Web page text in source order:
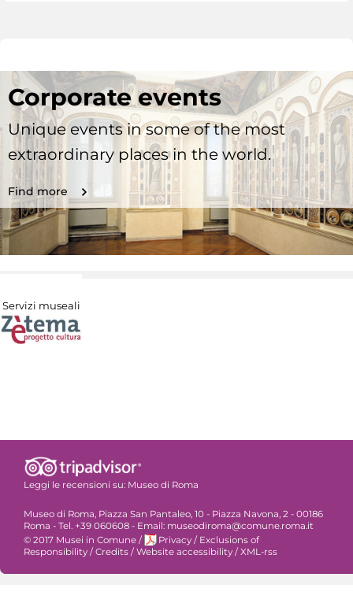
Corporate events
Unique events in some of the most
extraordinary places in the world.
Find more
Servizi museali
Leggi le recensioni su: Museo di Roma
Museo di Roma, Piazza San Pantaleo, 10 - Piazza Navona, 2 - 00186
Roma - Tel. +39 060608 - Email: museodiroma@comune.roma.it
© 2017 Musei in Comune / Privacy / Exclusions of
Responsibility / Credits / Website accessibility / XML-rss